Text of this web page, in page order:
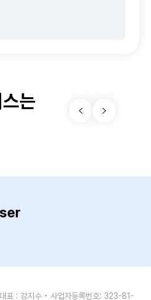
는
표 : 강지수 • 사업자등록번호: 323-81-